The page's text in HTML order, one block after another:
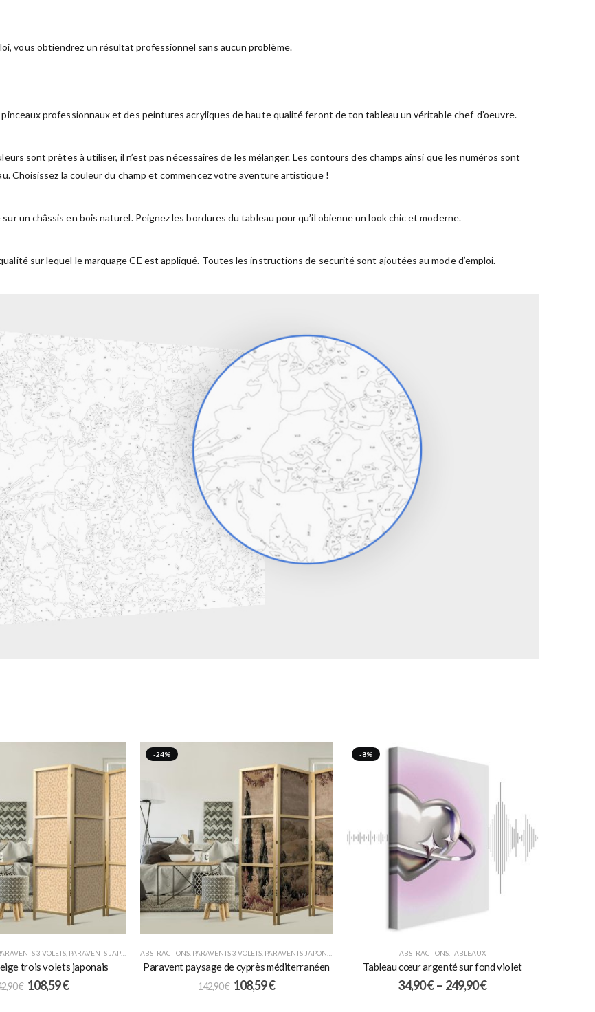
vous obtiendrez un résultat professionnel sans aucun problème.
professionnaux et des peintures acryliques de haute qualité feront de ton tableau un véritable chef-d’oeuvre.
sont prêtes à utiliser, il n’est pas nécessaires de les mélanger. Les contours des champs ainsi que les numéros sont
Choisissez la couleur du champ et commencez votre aventure artistique !
un châssis en bois naturel. Peignez les bordures du tableau pour qu’il obienne un look chic et moderne.
sur lequel le marquage CE est appliqué. Toutes les instructions de securité sont ajoutées au mode d’emploi.
3 VOLETS, PARAVENTS JAPONAIS
trois volets japonais
€ 108,59€
-24%
ABSTRACTIONS, PARAVENTS 3 VOLETS, PARAVENTS JAPONAIS
Paravent paysage de cyprès méditerranéen
142,90€ 108,59€
-8%
ABSTRACTIONS,TABLEAUX
Tableau cœur argenté sur fond violet
34,90€ – 249,90€